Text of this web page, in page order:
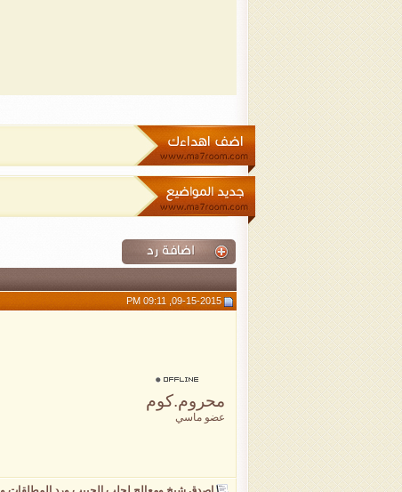
محروم.كوم
عضو ماسي